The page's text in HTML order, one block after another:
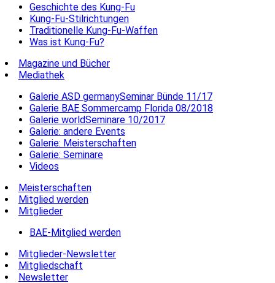
Geschichte des Kung-Fu
Kung-Fu-Stilrichtungen
Traditionelle Kung-Fu-Waffen
Was ist Kung-Fu?
Magazine und Bücher
Mediathek
Galerie ASD germanySeminar Bünde 11/17
Galerie BAE Sommercamp Florida 08/2018
Galerie worldSeminare 10/2017
Galerie: andere Events
Galerie: Meisterschaften
Galerie: Seminare
Videos
Meisterschaften
Mitglied werden
Mitglieder
BAE-Mitglied werden
Mitglieder-Newsletter
Mitgliedschaft
Newsletter